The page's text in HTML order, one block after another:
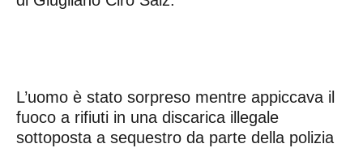
L’uomo è stato sorpreso mentre appiccava il
fuoco a rifiuti in una discarica illegale
sottoposta a sequestro da parte della polizia